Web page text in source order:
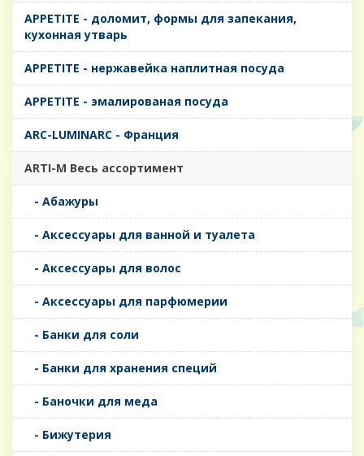
APPETITE - доломит, формы для запекания,
кухонная утварь
APPETITE - нержавейка наплитная посуда
APPETITE - эмалированая посуда
ARC-LUMINARC - Франция
ARTI-M Весь ассортимент
- Абажуры
- Аксессуары для ванной и туалета
- Аксессуары для волос
- Аксессуары для парфюмерии
- Банки для соли
- Банки для хранения специй
- Баночки для меда
- Бижутерия